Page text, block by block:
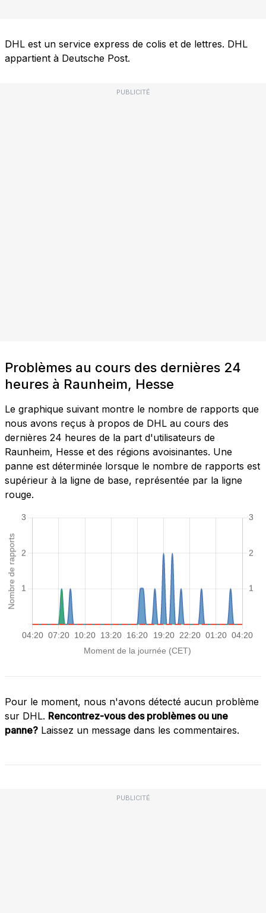
DHL est un service express de colis et de lettres. DHL
appartient à Deutsche Post.
PUBLICITÉ
Problèmes au cours des dernières 24
heures à Raunheim, Hesse
Le graphique suivant montre le nombre de rapports que
nous avons reçus à propos de DHL au cours des
dernières 24 heures de la part d'utilisateurs de
Raunheim, Hesse et des régions avoisinantes. Une
panne est déterminée lorsque le nombre de rapports est
supérieur à la ligne de base, représentée par la ligne
rouge.
Pour le moment, nous n'avons détecté aucun problème
sur DHL. Rencontrez-vous des problèmes ou une
panne? Laissez un message dans les commentaires.
PUBLICITÉ